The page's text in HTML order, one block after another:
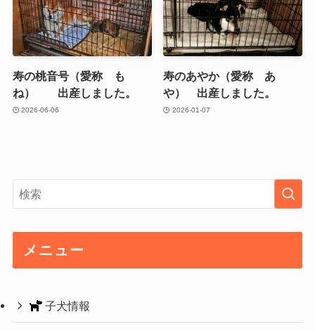
寿の桃音号（愛称 も
ね） 出産しました。
2026-06-06
寿のあやか（愛称 あ
や） 出産しました。
2026-01-07
メニュー
子犬情報